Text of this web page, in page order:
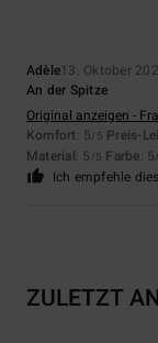
Adèle13. Oktober
An der Spitze
Original anzeigen -
Komfort: 5/5 Preis-
Material: 5 /5 Farbe: 5
Ich empfehle
ZULETZT